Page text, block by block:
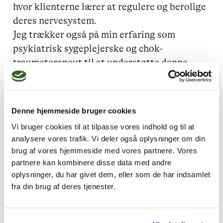
Denne hjemmeside bruger cookies
Vi bruger cookies til at tilpasse vores indhold og til at
analysere vores trafik. Vi deler også oplysninger om din
brug af vores hjemmeside med vores partnere. Vores
partnere kan kombinere disse data med andre
oplysninger, du har givet dem, eller som de har indsamlet
fra din brug af deres tjenester.
hvor klienterne lærer at regulere og berolige
deres nervesystem.
Jeg trækker også på min erfaring som
psykiatrisk sygeplejerske og chok-
traumeterapeut til at understøtte denne
proces.
rum, hvor klienten kan bearbejde svære
oplevelser og finde nye måder at håndtere
livet på.